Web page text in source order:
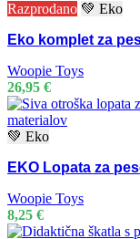
Razprodano 💚 Eko
Eko komplet za
Woopie Toys
26,95 €
💚 Eko
EKO Lopata za
Woopie Toys
8,25 €